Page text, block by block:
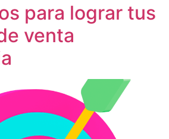
para lograr tus
venta